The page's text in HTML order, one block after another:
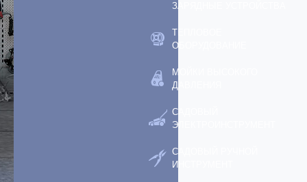
ЗАРЯДНЫЕ УСТРОЙСТВА
ТЕПЛОВОЕ
ОБОРУДОВАНИЕ
МОЙКИ ВЫСОКОГО
ДАВЛЕНИЯ
САДОВЫЙ
ЭЛЕКТРОИНСТРУМЕНТ
САДОВЫЙ РУЧНОЙ
ИНСТРУМЕНТ